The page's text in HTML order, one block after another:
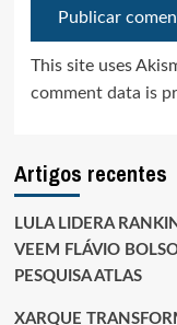
This site uses
comment data is
Artigos recentes
LULA LIDERA
VEEM FLÁVIO
PESQUISA ATLAS
XARQUE